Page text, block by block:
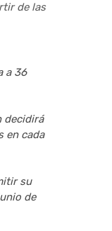
de las
a 36
decidirá
en cada
su
de